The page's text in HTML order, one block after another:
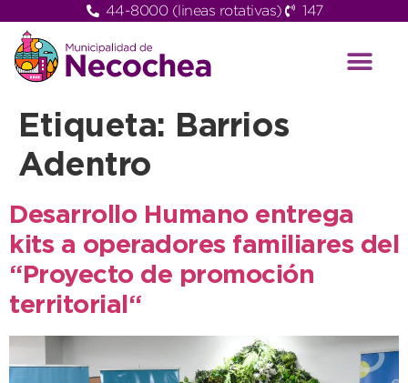
44-8000 (lineas rotativas) 147
Etiqueta:
Barrios
Adentro
Desarrollo Humano entrega
kits a operadores familiares del
“Proyecto de promoción
territorial“